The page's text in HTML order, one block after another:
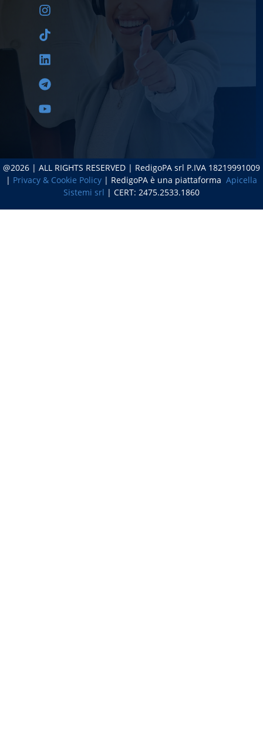
@2026 | ALL RIGHTS RESERVED | RedigoPA srl P.IVA 18219991009
| Privacy & Cookie Policy | RedigoPA è una piattaforma Apicella
Sistemi srl | CERT: 2475.2533.1860